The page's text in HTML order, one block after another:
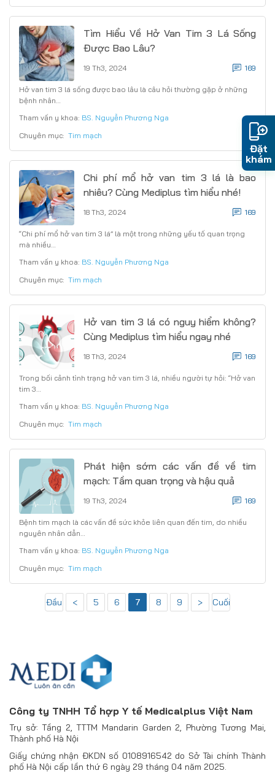
Tìm Hiểu Về Hở Van Tim 3 Lá Sống
Được Bao Lâu?
19 Th3, 2024 169
Hở van tim 3 lá sống được bao lâu là câu hỏi thường gặp ở những
bệnh nhân…
Tham vấn y khoa: BS. Nguyễn Phương Nga
Chuyên mục: Tim mạch
Chi phí mổ hở van tim 3 lá là bao
nhiêu? Cùng Mediplus tìm hiểu nhé!
18 Th3, 2024 169
“Chi phí mổ hở van tim 3 lá” là một trong những yếu tố quan trọng
mà nhiều…
Tham vấn y khoa: BS. Nguyễn Phương Nga
Chuyên mục: Tim mạch
Hở van tim 3 lá có nguy hiểm không?
Cùng Mediplus tìm hiểu ngay nhé
18 Th3, 2024 169
Trong bối cảnh tình trạng hở van tim 3 lá, nhiều người tự hỏi: “Hở van
tim 3…
Tham vấn y khoa: BS. Nguyễn Phương Nga
Chuyên mục: Tim mạch
Phát hiện sớm các vấn đề về tim
mạch: Tầm quan trọng và hậu quả
19 Th3, 2024 169
Bệnh tim mạch là các vấn đề sức khỏe liên quan đến tim, do nhiều
nguyên nhân dẫn…
Tham vấn y khoa: BS. Nguyễn Phương Nga
Chuyên mục: Tim mạch
Đầu < 5 6 7 8 9 > Cuối
Công ty TNHH Tổ hợp Y tế Medicalplus Việt Nam
Trụ sở: Tầng 2, TTTM Mandarin Garden 2, Phường Tương Mai,
Thành phố Hà Nội
Giấy chứng nhận ĐKDN số 0108916542 do Sở Tài chính Thành
phố Hà Nội cấp lần thứ 6 ngày 29 tháng 04 năm 2025.
Đặt
khám